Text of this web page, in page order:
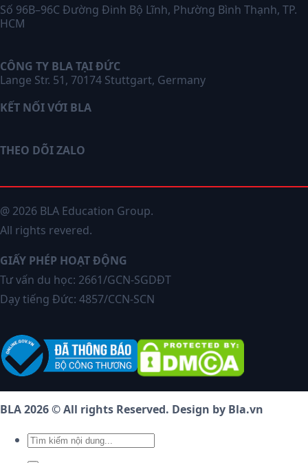
Số 96B–96C Đường Đinh Bộ Lĩnh, Phường Bình Thạnh, TP.
HCM
CÔNG TY BLA TẠI ĐỨC
Lange Str. 51, 70174 Stuttgart, Germany
KẾT NỐI VỚI BLA
THEO DÕI ZALO
@ 2026 BLA Education Group.
All rights revered.
GIẤY PHÉP HOẠT ĐỘNG
Tư vấn du học: 2661/GCN-SGDĐT
Dạy tiếng Đức: 4857/CCN-SCN
BLA 2026 © All rights Reserved. Design by Bla.vn